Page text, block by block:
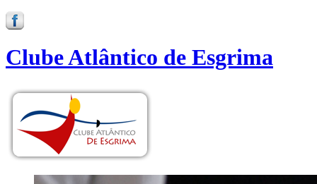
Clube Atlântico de Esgrima